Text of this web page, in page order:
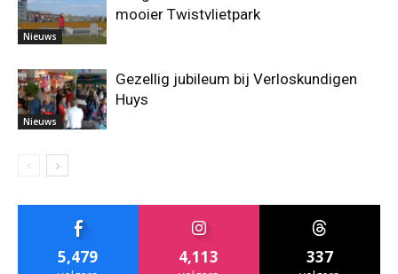
Nieuws
mooier Twistvlietpark
Nieuws
Gezellig jubileum bij Verloskundigen
Huys
5,479 4,113 337